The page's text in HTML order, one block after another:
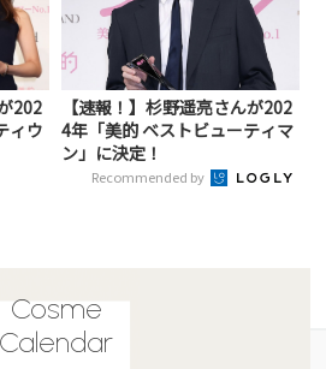
202
ィウ
【速報！】杉野遥亮さんが202
4年「美的 ベストビューティマ
ン」に決定！
Recommended by
Cosme
Calendar